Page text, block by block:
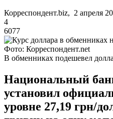
Корреспондент.biz, 2 апреля
4
6077
Фото: Корреспондент.net
В обменниках подешевел
Национальный
установил
уровне 27,19 грн/